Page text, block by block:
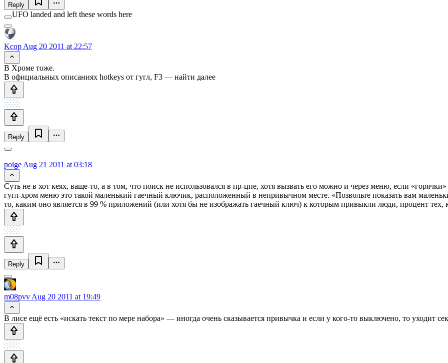
Reply
UFO landed and left these words here
Kcop Aug 20 2011 at 22:57
В Хроме тоже.
В официальных описаниях hotkeys от гугл, F3 — найти далее
Reply
poige Aug 21 2011 at 03:18
Суть не в хот кеях, ваще-то, а в том, что поиск не использовался в пр-цпе, хотя вызвать его можно и через меню, если
гугл-хром меню это такой маленький гаечный ключик, расположенный в непривычном месте. «Позвольте показать вам
то, каким оно является в 99 % приложений (или хотя бы не изображать гаечный ключ) к которым привыкли люди, процент тех,
Reply
m08pvv Aug 20 2011 at 19:49
В лисе ещё есть «искать текст по мере набора» — иногда очень сказывается привычка и если у кого-то выключено, то уходит